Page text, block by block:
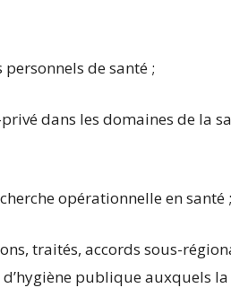
de santé ;
dans les domaines de la
opérationnelle en santé ;
traités, accords sous-
publique auxquels